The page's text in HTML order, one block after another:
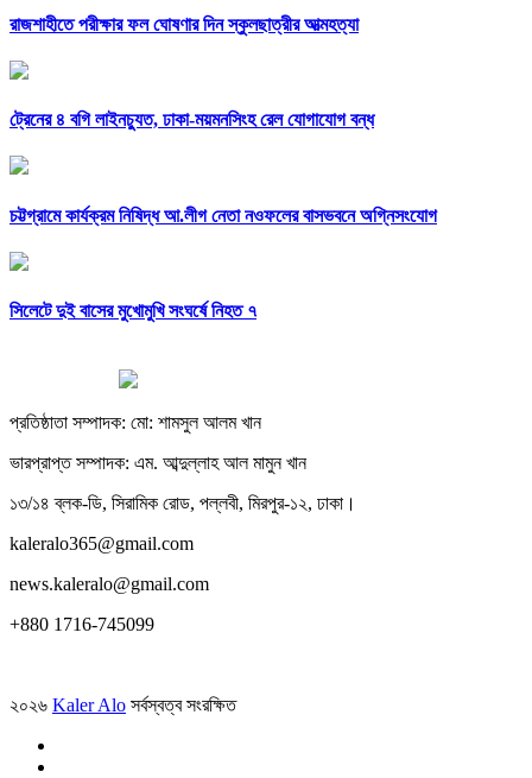
রাজশাহীতে পরীক্ষার ফল ঘোষণার দিন স্কুলছাত্রীর আত্মহত্যা
ট্রেনের ৪ বগি লাইনচ্যুত, ঢাকা-ময়মনসিংহ রেল যোগাযোগ বন্ধ
চট্টগ্রামে কার্যক্রম নিষিদ্ধ আ.লীগ নেতা নওফলের বাসভবনে অগ্নিসংযোগ
সিলেটে দুই বাসের মুখোমুখি সংঘর্ষে নিহত ৭
প্রতিষ্ঠাতা সম্পাদক: মো: শামসুল আলম খান
ভারপ্রাপ্ত সম্পাদক: এম. আব্দুল্লাহ আল মামুন খান
১৩/১৪ ব্লক-ডি, সিরামিক রোড, পল্লবী, মিরপুর-১২, ঢাকা।
kaleralo365@gmail.com
news.kaleralo@gmail.com
+880 1716-745099
২০২৬ Kaler Alo সর্বস্বত্ব সংরক্ষিত